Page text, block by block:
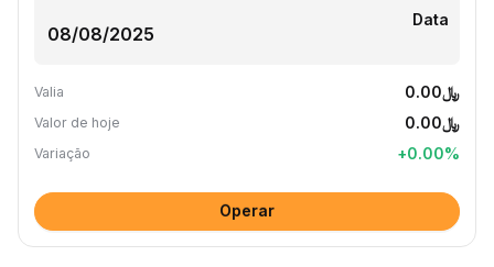
Data
Valia ﷼0.00
Valor de hoje ﷼0.00
Variação +0.00%
Operar